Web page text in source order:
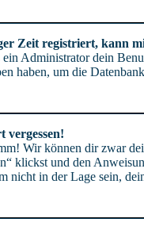
Zeit registriert, kann
ein Administrator dein
haben, um die
vergessen!
Wir können dir zwar
klickst und den
nicht in der Lage sein,